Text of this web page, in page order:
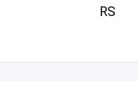
RS